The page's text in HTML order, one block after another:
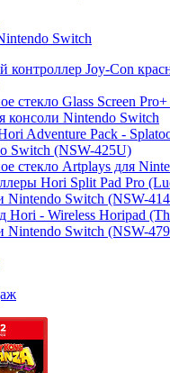
Switch
контроллер Joy-Con
стекло Glass Screen
консоли Nintendo Switch
Adventure Pack -
Switch (NSW-425U)
стекло Artplays для
Hori Split Pad Pro
Nintendo Switch (NSW-
Hori - Wireless Horipad
Nintendo Switch (NSW-